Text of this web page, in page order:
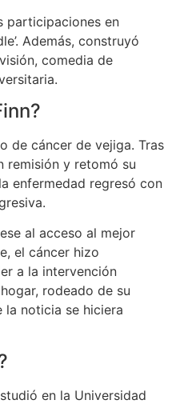
participaciones en
Además, construyó
comedia de
de cáncer de vejiga. Tras
remisión y retomó su
enfermedad regresó con
al acceso al mejor
el cáncer hizo
a la intervención
rodeado de su
la noticia se hiciera
en la Universidad